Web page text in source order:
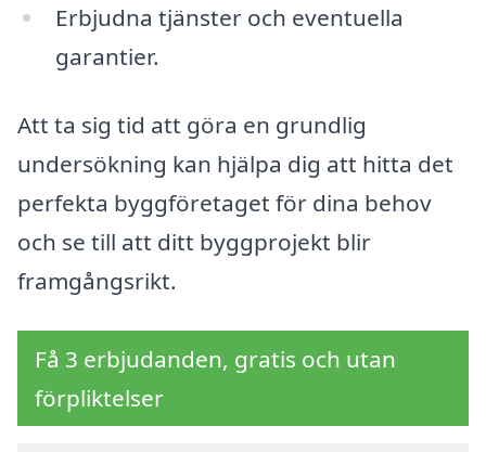
Erbjudna tjänster och eventuella
garantier.
Att ta sig tid att göra en grundlig
undersökning kan hjälpa dig att hitta det
perfekta byggföretaget för dina behov
och se till att ditt byggprojekt blir
framgångsrikt.
Få 3 erbjudanden, gratis och utan
förpliktelser